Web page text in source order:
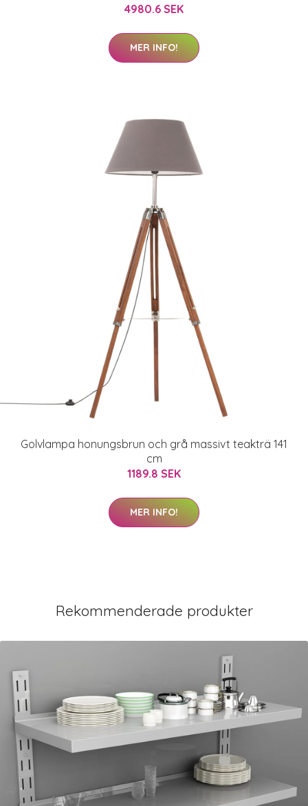
4980.6 SEK
MER INFO!
Golvlampa honungsbrun och grå massivt teakträ 141
cm
1189.8 SEK
MER INFO!
Rekommenderade produkter